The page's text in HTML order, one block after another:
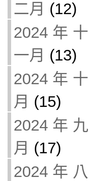
二月 (12)
2024 年 十
一月 (13)
2024 年 十
月 (15)
2024 年 九
月 (17)
2024 年 八